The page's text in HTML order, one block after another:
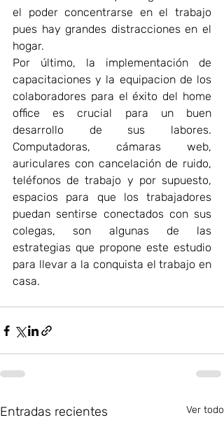
el poder concentrarse en el trabajo
pues hay grandes distracciones en el
hogar.
Por último, la implementación de
capacitaciones y la equipacion de los
colaboradores para el éxito del home
office es crucial para un buen
desarrollo de sus labores.
Computadoras, cámaras web,
auriculares con cancelación de ruido,
teléfonos de trabajo y por supuesto,
espacios para que los trabajadores
puedan sentirse conectados con sus
colegas, son algunas de las
estrategias que propone este estudio
para llevar a la conquista el trabajo en
casa.
Entradas recientes Ver todo